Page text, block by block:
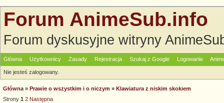
Forum AnimeSub.info
Forum dyskusyjne witryny
Główna Użytkownicy Zasady Rejestracja Szukaj z Google Logowanie
Nie jesteś zalogowany.
Główna » Prawie o wszystkim i o niczym » Klawiatura z niskim skokiem
Strony 1 2 Następna